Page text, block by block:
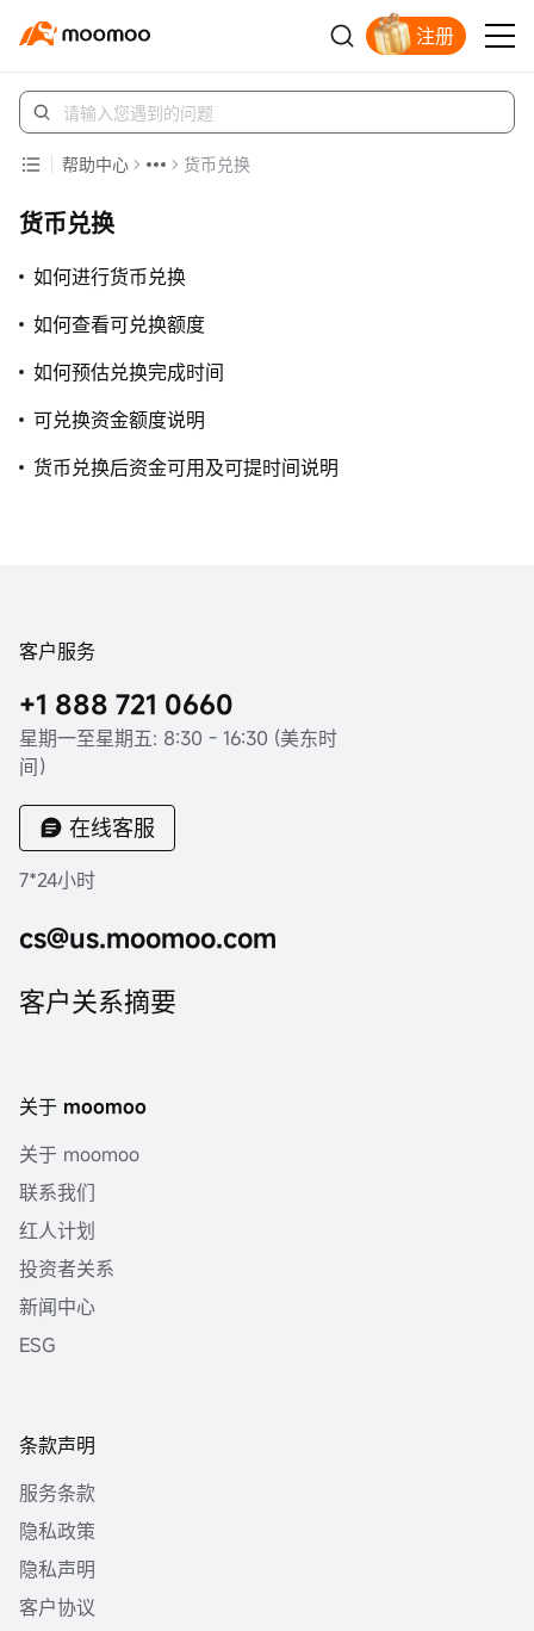
注册
帮助中心 货币兑换
货币兑换
如何进行货币兑换
如何查看可兑换额度
如何预估兑换完成时间
可兑换资金额度说明
货币兑换后资金可用及可提时间说明
客户服务
+1 888 721 0660
星期一至星期五: 8:30 - 16:30 (美东时
间）
在线客服
7*24小时
cs@us.moomoo.com
客户关系摘要
关于 moomoo
关于 moomoo
联系我们
红人计划
投资者关系
新闻中心
ESG
条款声明
服务条款
隐私政策
隐私声明
客户协议